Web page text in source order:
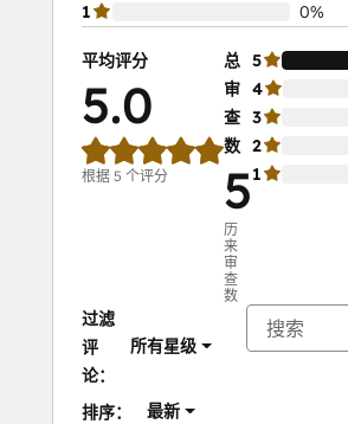
1
0%
平均评分
5.0
根据 5 个评分
总
审
查
数
5
历
来
审
查
数
5
4
3
2
1
过滤
评
论：
所有星级
排序： 最新